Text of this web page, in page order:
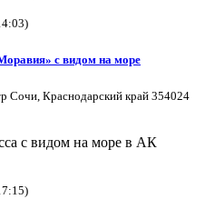
с видом на море
Сочи, Краснодарский край 354024
с видом на море в АК